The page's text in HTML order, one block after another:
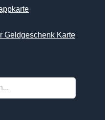
Geldgeschenk Karte